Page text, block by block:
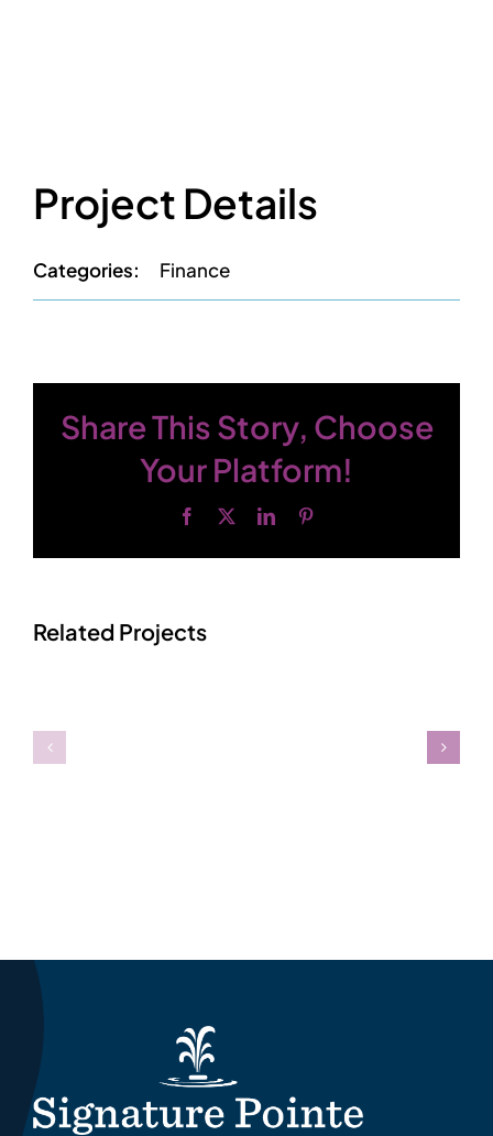
Project Details
Categories: Finance
Share This Story, Choose
Your Platform!
Facebook LinkedIn
Related Projects